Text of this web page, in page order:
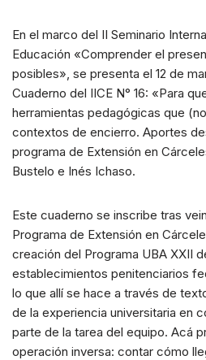
En el marco del II Seminario
Educación «Comprender el
posibles», se presenta el 12 de
Cuaderno del IICE N° 16: «Para
herramientas pedagógicas que
contextos de encierro. Aportes
programa de Extensión en
Bustelo e Inés Ichaso.
Este cuaderno se inscribe tras
Programa de Extensión en
creación del Programa UBA XXII
establecimientos penitenciarios
lo que allí se hace a través de
de la experiencia universitaria en
parte de la tarea del equipo. Acá
operación inversa: contar cómo